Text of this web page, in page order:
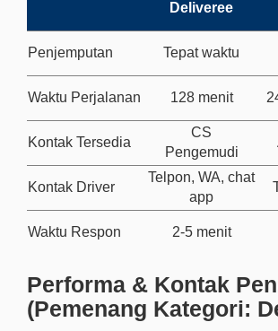
Deliveree
Penjemputan Tepat waktu
Waktu Perjalanan 128 menit
Kontak Tersedia
CS
Pengemudi
Kontak Driver
Telpon, WA, chat
app
Waktu Respon 2-5 menit
Performa & Kontak
(Pemenang Kategori: